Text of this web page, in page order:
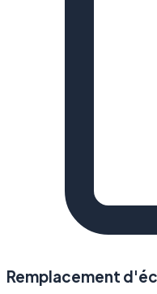
Remplacement